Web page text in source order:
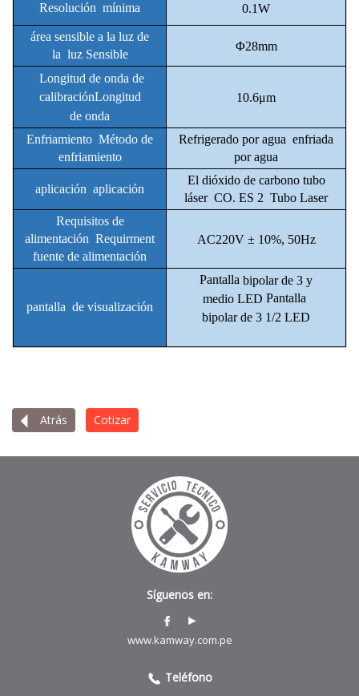
Resolución mínima 0.1W
área sensible a la luz de
la luz Sensible
Φ28mm
Longitud de onda de
calibraciónLongitud
de onda
10.6μm
Enfriamiento Método de
enfriamiento
Refrigerado por agua enfriada
por agua
aplicación aplicación
El dióxido de carbono tubo
láser CO. ES 2 Tubo Laser
Requisitos de
alimentación Requirment
fuente de alimentación
AC220V ± 10%, 50Hz
pantalla de visualización
Pantalla bipolar de 3 y
medio LED Pantalla
bipolar de 3 1/2 LED
Atrás Cotizar
Síguenos en:
www.kamway.com.pe
Teléfono